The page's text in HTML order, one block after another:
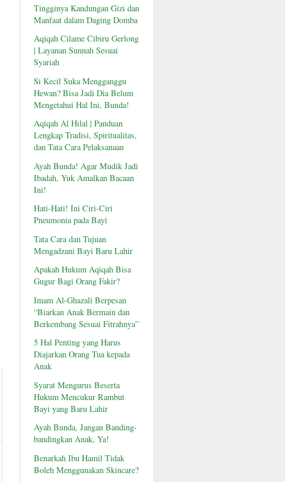
Tingginya Kandungan Gizi dan
Manfaat dalam Daging Domba
Aqiqah Cilame Cibiru Gerlong
| Layanan Sunnah Sesuai
Syariah
Si Kecil Suka Mengganggu
Hewan? Bisa Jadi Dia Belum
Mengetahui Hal Ini, Bunda!
Aqiqah Al Hilal | Panduan
Lengkap Tradisi, Spiritualitas,
dan Tata Cara Pelaksanaan
Ayah Bunda! Agar Mudik Jadi
Ibadah, Yuk Amalkan Bacaan
Ini!
Hati-Hati! Ini Ciri-Ciri
Pneumonia pada Bayi
Tata Cara dan Tujuan
Mengadzani Bayi Baru Lahir
Apakah Hukum Aqiqah Bisa
Gugur Bagi Orang Fakir?
Imam Al-Ghazali Berpesan
“Biarkan Anak Bermain dan
Berkembang Sesuai Fitrahnya”
5 Hal Penting yang Harus
Diajarkan Orang Tua kepada
Anak
Syarat Mengurus Beserta
Hukum Mencukur Rambut
Bayi yang Baru Lahir
Ayah Bunda, Jangan Banding-
bandingkan Anak, Ya!
Benarkah Ibu Hamil Tidak
Boleh Menggunakan Skincare?